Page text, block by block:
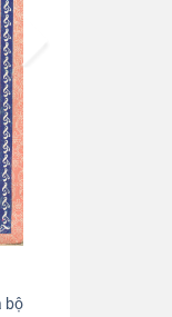
học
trị
bộ
Next